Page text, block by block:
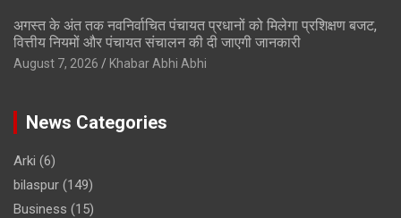
अगस्त के अंत तक नवनिर्वाचित पंचायत प्रधानों को मिलेगा प्रशिक्षण बजट,
वित्तीय नियमों और पंचायत संचालन की दी जाएगी जानकारी
August 7, 2026 Khabar Abhi Abhi
News Categories
Arki (6)
bilaspur (149)
Business (15)